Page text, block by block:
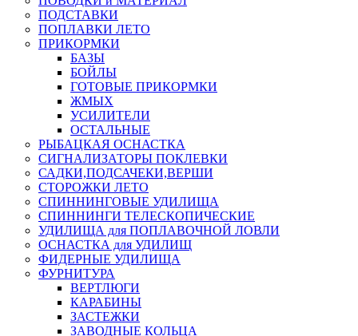
ПОДСТАВКИ
ПОПЛАВКИ ЛЕТО
ПРИКОРМКИ
БАЗЫ
БОЙЛЫ
ГОТОВЫЕ ПРИКОРМКИ
ЖМЫХ
УСИЛИТЕЛИ
ОСТАЛЬНЫЕ
РЫБАЦКАЯ ОСНАСТКА
СИГНАЛИЗАТОРЫ ПОКЛЕВКИ
САДКИ,ПОДСАЧЕКИ,ВЕРШИ
СТОРОЖКИ ЛЕТО
СПИННИНГОВЫЕ УДИЛИЩА
СПИННИНГИ ТЕЛЕСКОПИЧЕСКИЕ
УДИЛИЩА для ПОПЛАВОЧНОЙ ЛОВЛИ
ОСНАСТКА для УДИЛИЩ
ФИДЕРНЫЕ УДИЛИЩА
ФУРНИТУРА
ВЕРТЛЮГИ
КАРАБИНЫ
ЗАСТЕЖКИ
ЗАВОДНЫЕ КОЛЬЦА